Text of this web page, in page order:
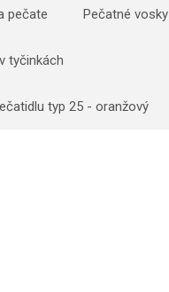
pečate Pečatné vosky
tyčinkách
typ 25 - oranžový